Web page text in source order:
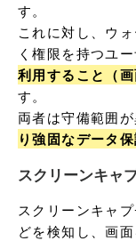
す。
これに対し、ウ
く権限を持つユ
利用すること（
す。
両者は守備範囲が
り強固なデータ
スクリーンキャ
スクリーンキャ
どを検知し、画